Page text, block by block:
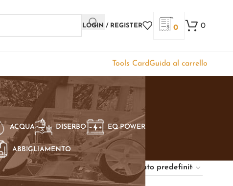
LOGIN / REGISTER 0 0
Tools CardGuida al carrello
ACQUA DISERBO EQ POWER
ABBIGLIAMENTO
Show 18 24